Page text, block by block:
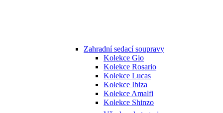
Zahradní sedací soupravy
Kolekce Gio
Kolekce Rosario
Kolekce Lucas
Kolekce Ibiza
Kolekce Amalfi
Kolekce Shinzo